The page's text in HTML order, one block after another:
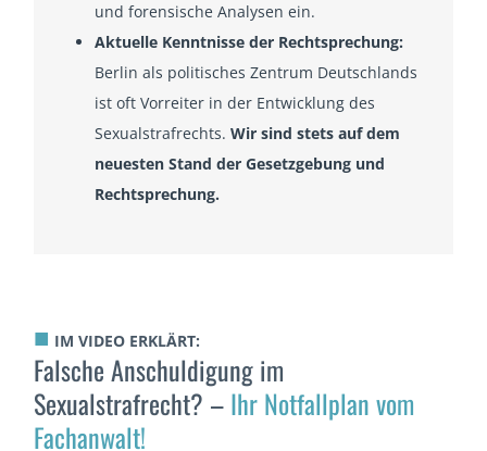
und forensische Analysen ein.
Aktuelle Kenntnisse der Rechtsprechung:
Berlin als politisches Zentrum Deutschlands
ist oft Vorreiter in der Entwicklung des
Sexualstrafrechts.Wir sind stets auf dem
neuesten Stand der Gesetzgebung und
Rechtsprechung.
■ IM VIDEO ERKLÄRT:
Falsche Anschuldigung im
Sexualstrafrecht? –Ihr Notfallplan vom
Fachanwalt!